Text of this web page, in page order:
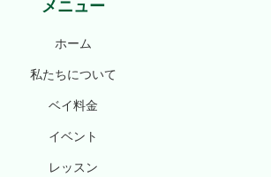
メニュー
ホーム
私たちについて
ベイ料金
イベント
レッスン